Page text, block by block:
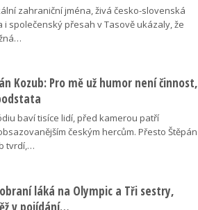
zahraniční jména, živá česko-slovenská
i společenský přesah v Tasově ukázaly, že
Kozub: Pro mě už humor není činnost,
baví tisíce lidí, před kamerou patří
českým hercům. Přesto Štěpán
tvrdí,…
láká na Olympic a Tři sestry,